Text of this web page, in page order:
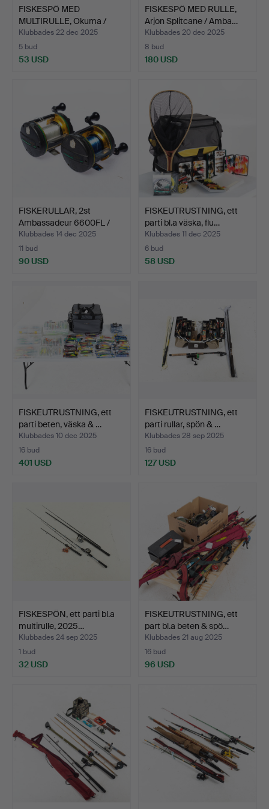
FISKESPÖ MED
MULTIRULLE, Okuma /
Daiwa Meg…
Klubbades 22 dec 2025
5 bud
53 USD
FISKESPÖ MED RULLE,
Arjon Splitcane / Amba…
Klubbades 20 dec 2025
8 bud
180 USD
FISKERULLAR, 2st
Ambassadeur 6600FL /
5600…
Klubbades 14 dec 2025
11 bud
90 USD
FISKEUTRUSTNING, ett
parti bl.a väska, flu…
Klubbades 11 dec 2025
6 bud
58 USD
FISKEUTRUSTNING, ett
parti beten, väska & …
Klubbades 10 dec 2025
16 bud
401 USD
FISKEUTRUSTNING, ett
parti rullar, spön & …
Klubbades 28 sep 2025
16 bud
127 USD
FISKESPÖN, ett parti bl.a
multirulle, 2025…
Klubbades 24 sep 2025
1 bud
32 USD
FISKEUTRUSTNING, ett
part bl.a beten & spö…
Klubbades 21 aug 2025
16 bud
96 USD